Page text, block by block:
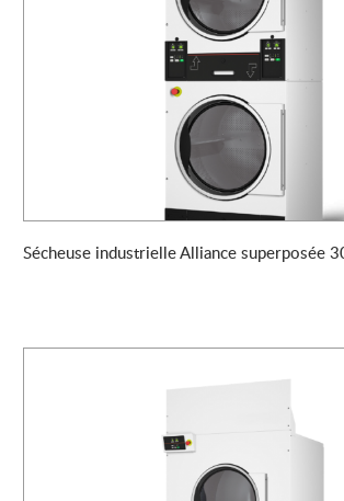
Sécheuse industrielle Alliance superposée